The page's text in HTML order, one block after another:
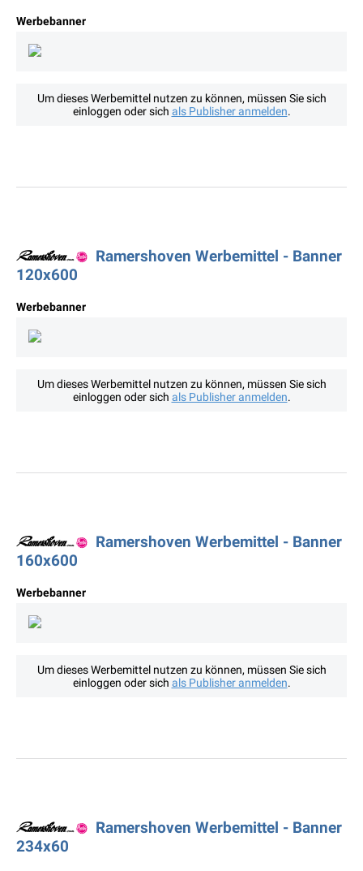
Werbebanner
Um dieses Werbemittel nutzen zu können, müssen Sie sich
einloggen oder sich als Publisher anmelden.
Ramershoven Werbemittel - Banner
120x600
Werbebanner
Um dieses Werbemittel nutzen zu können, müssen Sie sich
einloggen oder sich als Publisher anmelden.
Ramershoven Werbemittel - Banner
160x600
Werbebanner
Um dieses Werbemittel nutzen zu können, müssen Sie sich
einloggen oder sich als Publisher anmelden.
Ramershoven Werbemittel - Banner
234x60